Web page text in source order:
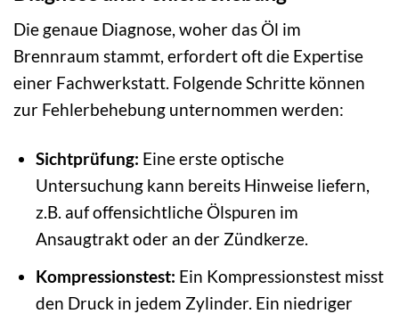
Die genaue Diagnose, woher das Öl im
Brennraum stammt, erfordert oft die Expertise
einer Fachwerkstatt. Folgende Schritte können
zur Fehlerbehebung unternommen werden:
Sichtprüfung: Eine erste optische
Untersuchung kann bereits Hinweise liefern,
z.B. auf offensichtliche Ölspuren im
Ansaugtrakt oder an der Zündkerze.
Kompressionstest: Ein Kompressionstest misst
den Druck in jedem Zylinder. Ein niedriger